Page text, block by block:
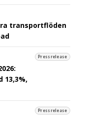
transportflöden
Pressrelease
Pressrelease